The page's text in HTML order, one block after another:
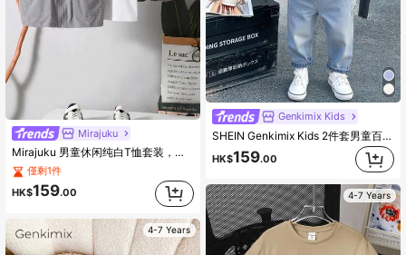
Mirajuku
Mirajuku 男童休闲纯白T恤套装，含工装背心和短裤，3件套，适合日常穿着。
僅剩1件
HK$159.00
4-7 Years
Genkimix Kids
SHEIN Genkimix Kids 2件套男童百搭休闲白色舒适柔软梭织面料衬衫，纽扣领长袖，带披肩领装饰，搭配松紧腰破洞宽松牛仔裤，适合外出、户外活动、聚会等场合。
HK$159.00
4-7 Years